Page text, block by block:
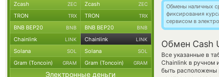
Обмены наличных
фиксирования
сервисом в
Обмен Cash
Все указанные в
Chainlink в ручном
быть расположены
Zcash ZEC Zcash ZEC
TRON TRX TRON TRX
BNB BEP20 BNB BNB BEP20 BNB
Chainlink LINK Chainlink LINK
Solana SOL Solana SOL
Gram (Toncoin) GRAM Gram (Toncoin) GRAM
Электронные деньги